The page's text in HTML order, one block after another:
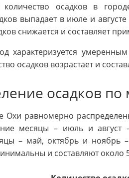
количество осадков в
выпадает в июле и
снижается и составляет
характеризуется
осадков возрастает и
осадков
Охи равномерно
месяцы – июль и август
– май, октябрь и ноябрь –
и составляют около